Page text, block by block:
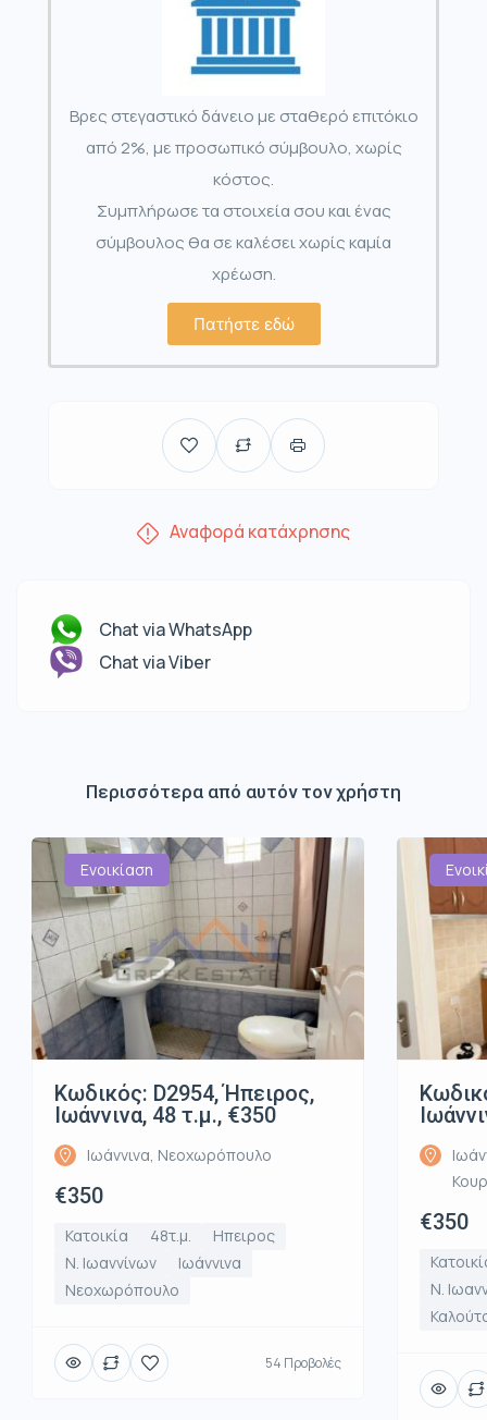
Βρες στεγαστικό δάνειο με σταθερό επιτόκιο
από 2%, με προσωπικό σύμβουλο, χωρίς
κόστος.
Συμπλήρωσε τα στοιχεία σου και ένας
σύμβουλος θα σε καλέσει χωρίς καμία
χρέωση.
Πατήστε εδώ
Αναφορά κατάχρησης
Chat via WhatsApp
Chat via Viber
Περισσότερα από αυτόν τον χρήστη
Ενοικίαση
Κωδικός: D2954, Ήπειρος,
Ιωάννινα, 48 τ.μ., €350
Ιωάννινα, Νεοχωρόπουλο
€350
Κατοικία 48τ.μ.
Ηπειρος
Ν. Ιωαννίνων
Ιωάννινα
Νεοχωρόπουλο
54 Προβολές
€350
Ν.